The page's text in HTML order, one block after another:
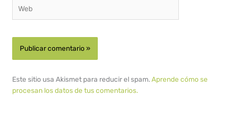
Este sitio usa Akismet para reducir el spam.Aprende cómo se
procesan los datos de tus comentarios.